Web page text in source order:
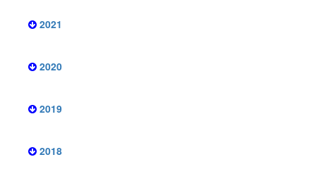
2021
2020
2019
2018